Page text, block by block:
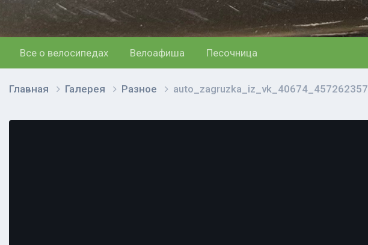
Все о велосипедах Велоафиша Песочница
Главная Галерея Разное auto_zagruzka_iz_vk_40674_457262357